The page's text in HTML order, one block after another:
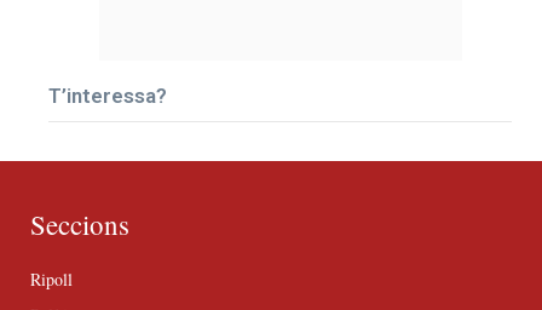
T’interessa?
Seccions
Ripoll